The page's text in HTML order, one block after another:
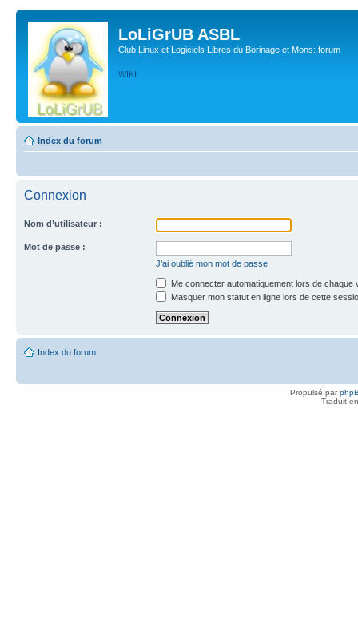
LoLiGrUB ASBL
Club Linux et Logiciels Libres du Borinage et Mons: forum
WIKI
Index du forum
Connexion
Nom d’utilisateur :
Mot de passe :
J’ai oublié mon mot de passe
Me connecter automatiquement lors de chaque
Masquer mon statut en ligne lors de cette
Index du forum
Propulsé par
Traduit